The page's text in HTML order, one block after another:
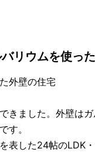
リウムを使っ
外壁の住宅
きました。外壁は
す。
表した24帖のLDK